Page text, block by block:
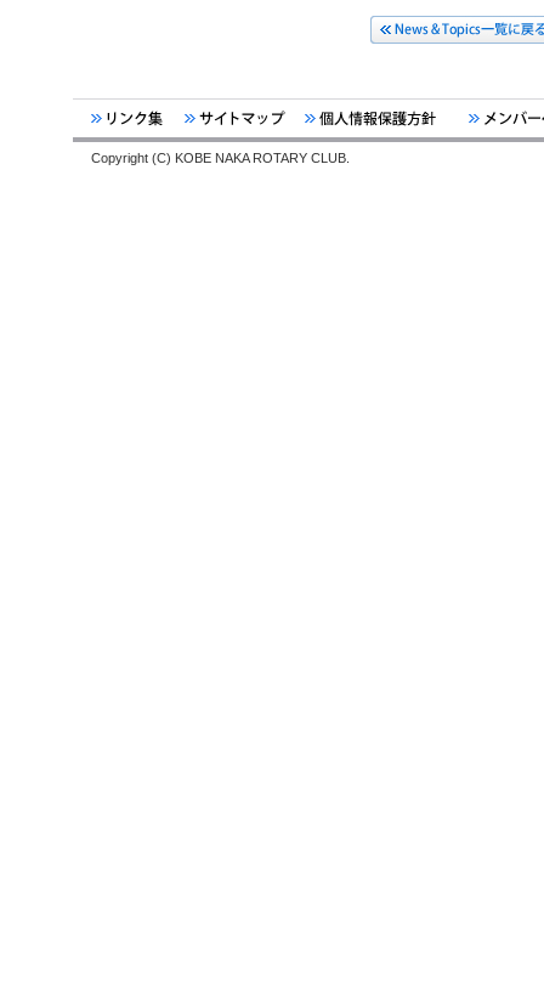
Copyright (C) KOBE NAKA ROTARY CLUB.